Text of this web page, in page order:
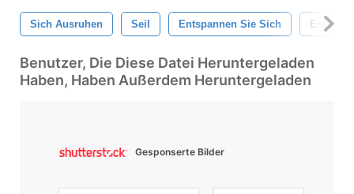
Sich Ausruhen Seil Entspannen Sie Sich
Benutzer, Die Diese Datei Heruntergeladen
Haben, Haben Außerdem Heruntergeladen
Gesponserte Bilder